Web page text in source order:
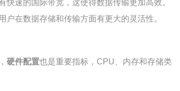
速的国际带宽，这使得数据传输更加高效。
在数据存储和传输方面有更大的灵活性。
硬件配置也是重要指标，CPU、内存和存储类